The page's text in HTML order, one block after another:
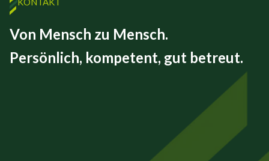
Von Mensch zu Mensch.
Persönlich, kompetent, gut betreut.